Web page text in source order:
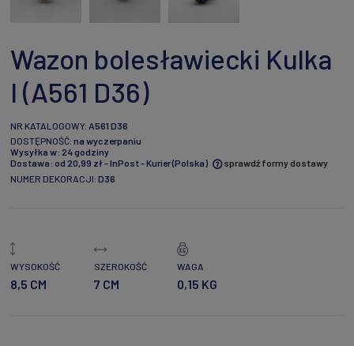
Wazon bolesławiecki Kulka
I (A561 D36)
NR KATALOGOWY: A561 D36
DOSTĘPNOŚĆ: na wyczerpaniu
Wysyłka w: 24 godziny
Dostawa: od 20,99 zł- InPost - Kurier(Polska)
Cena nie zawiera ewentualnych kosztów płatności
sprawdź formy dostawy
NUMER DEKORACJI: D36
WYSOKOŚĆ
8,5 CM
SZEROKOŚĆ
7 CM
WAGA
0,15 KG